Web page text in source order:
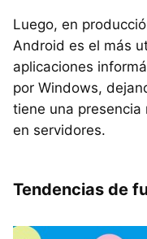
Luego, en
Android es el más
aplicaciones
por Windows,
tiene una
en servidores.
Tendencias de